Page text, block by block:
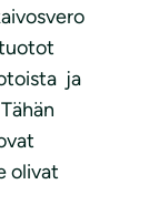
ja
olivat